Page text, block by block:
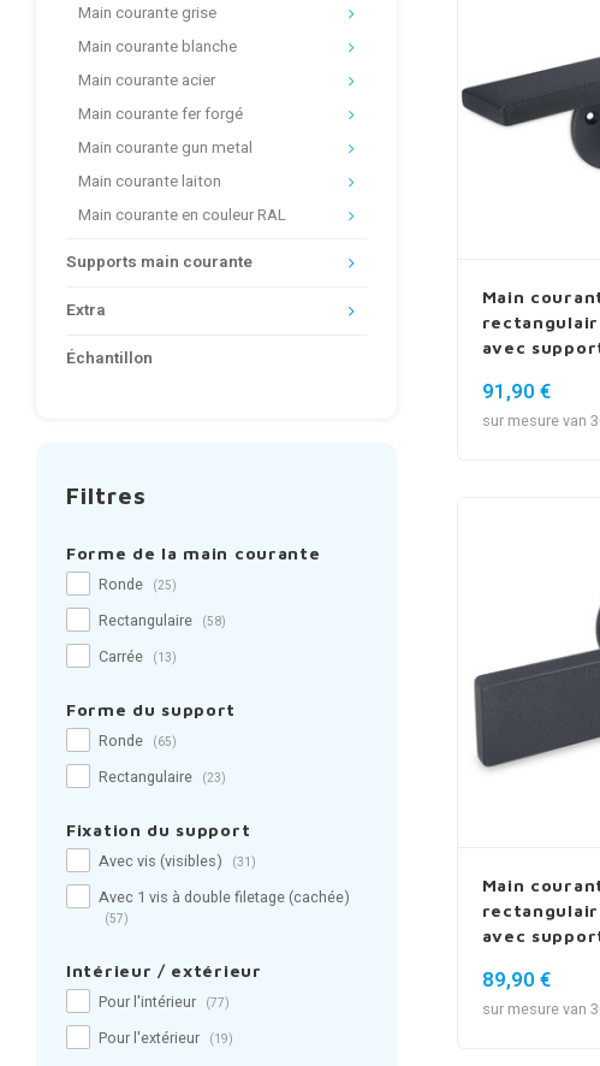
Main courante grise
Main courante blanche
Main courante acier
Main courante fer forgé
Main courante gun metal
Main courante laiton
Main courante en couleur RAL
Supports main courante
Extra
Échantillon
Filtres
Forme de la main courante
Ronde (25)
Rectangulaire (58)
Carrée (13)
Forme du support
Ronde (65)
Rectangulaire (23)
Fixation du support
Avec vis (visibles) (31)
Avec 1 vis à double filetage (cachée)
(57)
Intérieur / extérieur
Pour l'intérieur (77)
Pour l'extérieur (19)
Main
avec
91,90 €
sur mesure van
Main
avec
89,90 €
sur mesure van